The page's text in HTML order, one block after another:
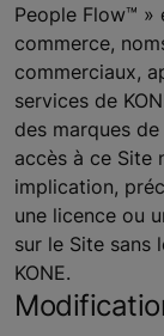
People Flow™ »
commerce,
commerciaux,
services de
des marques
accès à ce Site
implication,
une licence ou
sur ​​le Site sans
KONE.